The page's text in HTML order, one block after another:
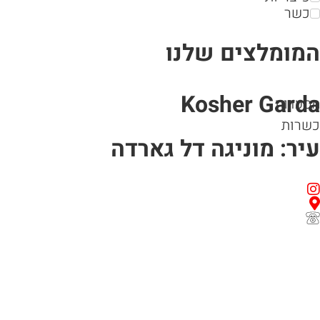
כשר
המומלצים שלנו
מסעדות
כשרות
Kosher Garda
עיר: מוניגה דל גארדה